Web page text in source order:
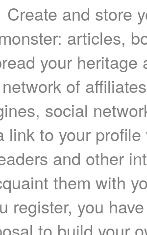
Create and store
articles,
your heritage
network of
social
link to your
and other
them with
register, you